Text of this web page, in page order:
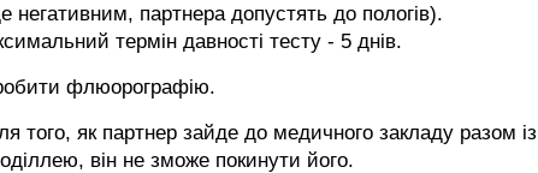
негативним, партнера допустять до пологів).
термін давності тесту - 5 днів.
флюорографію.
того, як партнер зайде до медичного закладу разом із
він не зможе покинути його.